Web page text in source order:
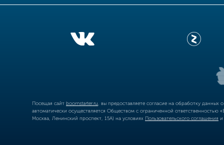
Посещая сайт boomstarter.ru , вы предоставляете согласие на обработку
автоматически осуществляется Обществом с ограниченной
Москва, Ленинский проспект, 15А) на условиях Пользовательского соглашения и